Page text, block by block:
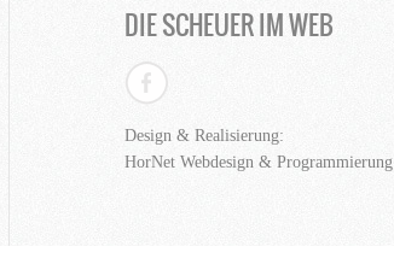
DIE SCHEUER IM WEB
Design & Realisierung:
HorNet Webdesign & Programmierung